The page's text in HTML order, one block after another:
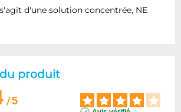
d'une solution concentrée, NE
produit
/5